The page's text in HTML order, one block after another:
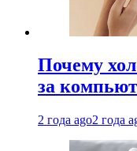
Почему
за
2 года ago2 года